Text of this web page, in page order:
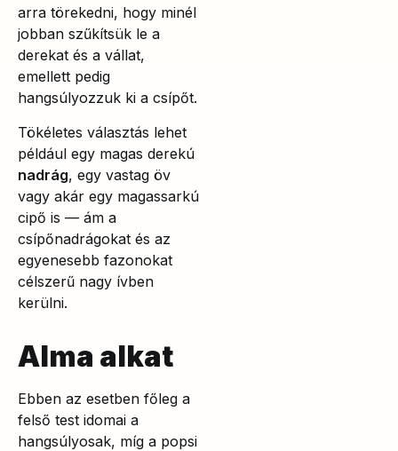
arra törekedni, hogy minél
jobban szűkítsük le a
derekat és a vállat,
emellett pedig
hangsúlyozzuk ki a csípőt.
Tökéletes választás lehet
például egy magas derekú
nadrág, egy vastag öv
vagy akár egy magassarkú
cipő is — ám a
csípőnadrágokat és az
egyenesebb fazonokat
célszerű nagy ívben
kerülni.
Alma alkat
Ebben az esetben főleg a
felső test idomai a
hangsúlyosak, míg a popsi